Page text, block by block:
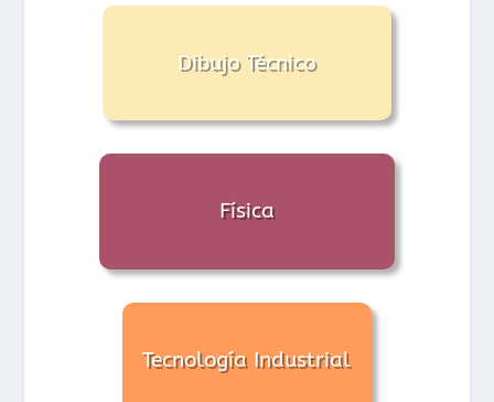
Dibujo Técnico
Física
Tecnología Industrial